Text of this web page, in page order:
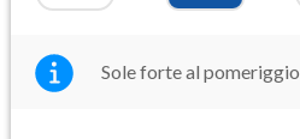
Sole forte al pomeriggio